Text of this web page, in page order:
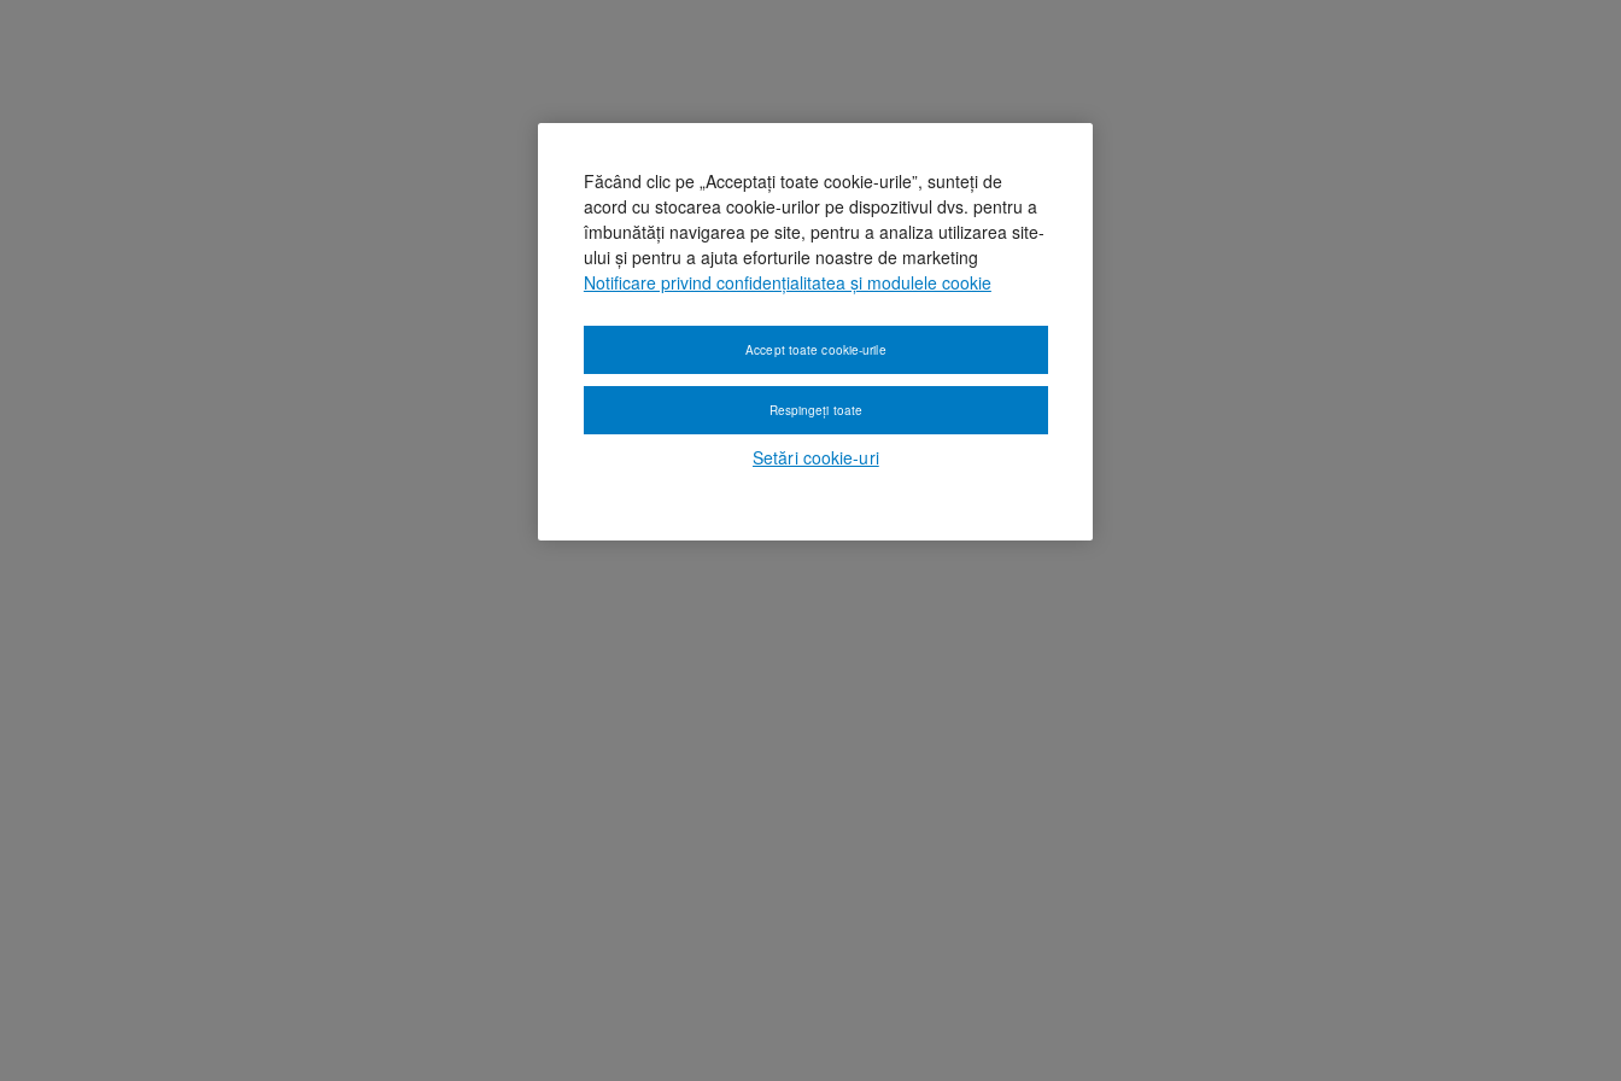
Făcând clic pe „Acceptați toate cookie-urile”, sunteți de
acord cu stocarea cookie-urilor pe dispozitivul dvs. pentru a
îmbunătăți navigarea pe site, pentru a analiza utilizarea site-
ului și pentru a ajuta eforturile noastre de marketing
Notificare privind confidențialitatea și modulele cookie
Setări cookie-uri
Respingeți toate
Accept toate cookie-urile